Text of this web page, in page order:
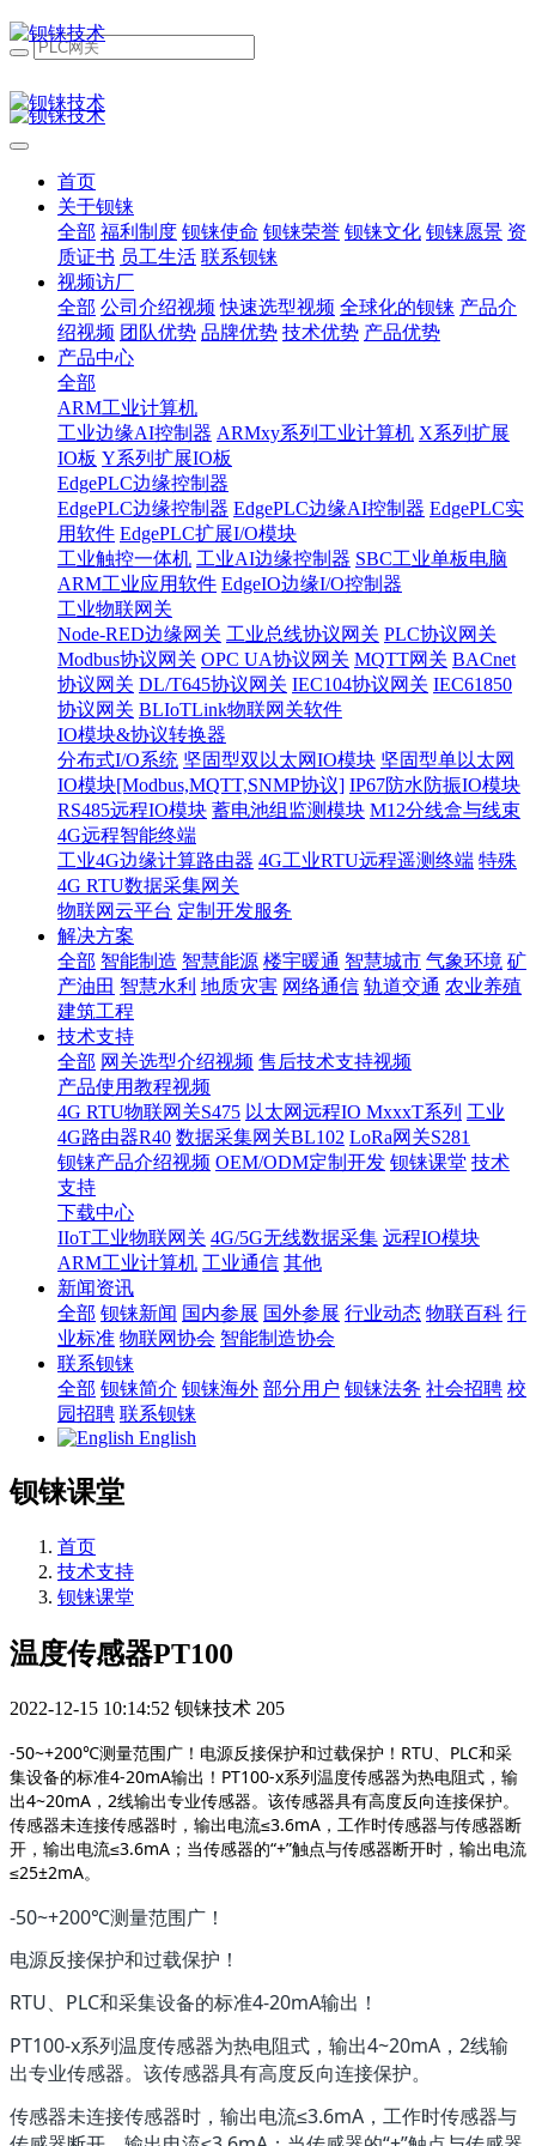
首页
关于钡铼
全部 福利制度 钡铼使命 钡铼荣誉 钡铼文化 钡铼愿景 资
质证书 员工生活 联系钡铼
视频访厂
全部 公司介绍视频 快速选型视频 全球化的钡铼 产品介
绍视频 团队优势 品牌优势 技术优势 产品优势
产品中心
全部
ARM工业计算机
工业边缘AI控制器 ARMxy系列工业计算机 X系列扩展
IO板 Y系列扩展IO板
EdgePLC边缘控制器
EdgePLC边缘控制器 EdgePLC边缘AI控制器 EdgePLC实
用软件 EdgePLC扩展I/O模块
工业触控一体机 工业AI边缘控制器 SBC工业单板电脑
ARM工业应用软件 EdgeIO边缘I/O控制器
工业物联网关
Node-RED边缘网关 工业总线协议网关 PLC协议网关
Modbus协议网关 OPC UA协议网关 MQTT网关 BACnet
协议网关 DL/T645协议网关 IEC104协议网关 IEC61850
协议网关 BLIoTLink物联网关软件
IO模块&协议转换器
分布式I/O系统 坚固型双以太网IO模块 坚固型单以太网
IO模块[Modbus,MQTT,SNMP协议] IP67防水防振IO模块
RS485远程IO模块 蓄电池组监测模块 M12分线盒与线束
4G远程智能终端
工业4G边缘计算路由器 4G工业RTU远程遥测终端 特殊
4G RTU数据采集网关
物联网云平台 定制开发服务
解决方案
全部 智能制造 智慧能源 楼宇暖通 智慧城市 气象环境 矿
产油田 智慧水利 地质灾害 网络通信 轨道交通 农业养殖
建筑工程
技术支持
全部 网关选型介绍视频 售后技术支持视频
产品使用教程视频
4G RTU物联网关S475 以太网远程IO MxxxT系列 工业
4G路由器R40 数据采集网关BL102 LoRa网关S281
钡铼产品介绍视频 OEM/ODM定制开发 钡铼课堂 技术
支持
下载中心
IIoT工业物联网关 4G/5G无线数据采集 远程IO模块
ARM工业计算机 工业通信 其他
新闻资讯
全部 钡铼新闻 国内参展 国外参展 行业动态 物联百科 行
业标准 物联网协会 智能制造协会
联系钡铼
全部 钡铼简介 钡铼海外 部分用户 钡铼法务 社会招聘 校
园招聘 联系钡铼
English
钡铼课堂
首页
技术支持
钡铼课堂
温度传感器PT100
2022-12-15 10:14:52 钡铼技术 205
-50~+200℃测量范围广！电源反接保护和过载保护！RTU、PLC和采
集设备的标准4-20mA输出！PT100-x系列温度传感器为热电阻式，输
出4~20mA，2线输出专业传感器。该传感器具有高度反向连接保护。
传感器未连接传感器时，输出电流≤3.6mA，工作时传感器与传感器断
开，输出电流≤3.6mA；当传感器的“+”触点与传感器断开时，输出电流
≤25±2mA。
-50~+200℃测量范围广！
电源反接保护和过载保护！
RTU、PLC和采集设备的标准4-20mA输出！
PT100-x系列温度传感器为热电阻式，输出4~20mA，2线输
出专业传感器。该传感器具有高度反向连接保护。
传感器未连接传感器时，输出电流≤3.6mA，工作时传感器与